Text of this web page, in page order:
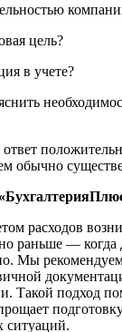
цель?
в учете?
обычно
расходов
раньше —
Мы
Такой подход
ситуаций.